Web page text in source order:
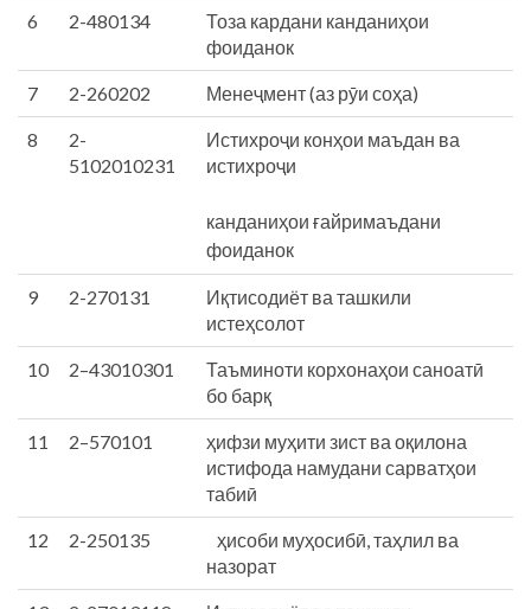
6 2-480134
Тоза кардани канданиҳои
фоиданок
7 2-260202 Менеҷмент (аз рӯи соҳа)
8
2-
5102010231
Истихроҷи конҳои маъдан ва
истихроҷи
канданиҳои ғайримаъдани
фоиданок
9 2-270131
Иқтисодиёт ва ташкили
истеҳсолот
10 2–43010301
Таъминоти корхонаҳои саноатӣ
бо барқ
11 2–570101
ҳифзи муҳити зист ва оқилона
истифода намудани сарватҳои
табиӣ
12 2-250135
ҳисоби муҳосибӣ, таҳлил ва
назорат